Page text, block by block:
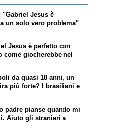
"Gabriel Jesus è
un solo vero problema"
Jesus è perfetto con
come giocherebbe nel
da quasi 18 anni, un
più forte? I brasiliani e
padre pianse quando mi
Aiuto gli stranieri a